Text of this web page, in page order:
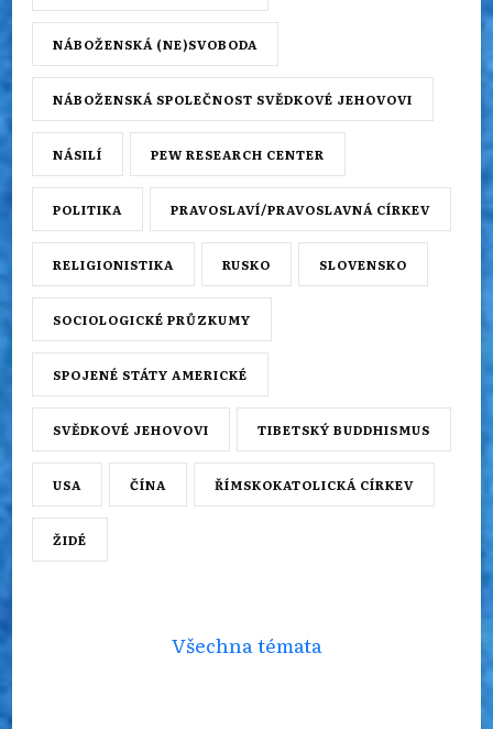
NÁBOŽENSKÁ (NE)SVOBODA
NÁBOŽENSKÁ SPOLEČNOST SVĚDKOVÉ JEHOVOVI
NÁSILÍ PEW RESEARCH CENTER
POLITIKA PRAVOSLAVÍ/PRAVOSLAVNÁ CÍRKEV
RELIGIONISTIKA RUSKO SLOVENSKO
SOCIOLOGICKÉ PRŮZKUMY
SPOJENÉ STÁTY AMERICKÉ
SVĚDKOVÉ JEHOVOVI TIBETSKÝ BUDDHISMUS
USA ČÍNA ŘÍMSKOKATOLICKÁ CÍRKEV
ŽIDÉ
Všechna témata